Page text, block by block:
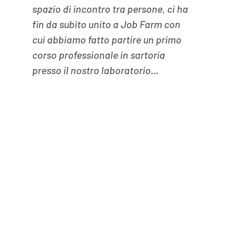
spazio di incontro tra persone, ci ha
fin da subito unito a Job Farm con
cui abbiamo fatto partire un primo
corso professionale in sartoria
presso il nostro laboratorio...